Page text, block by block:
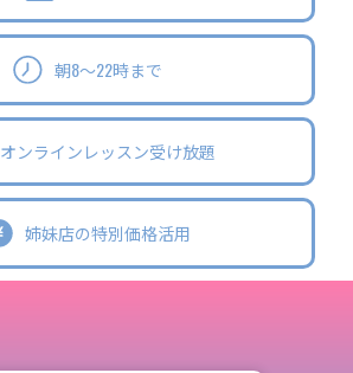
朝8～22時まで
オンラインレッスン受け放題
姉妹店の特別価格活用